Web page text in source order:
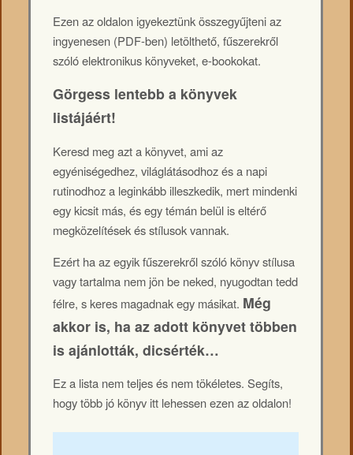
Ezen az oldalon igyekeztünk összegyűjteni az
ingyenesen (PDF-ben) letölthető, fűszerekről
szóló elektronikus könyveket, e-bookokat.
Görgess lentebb a könyvek
listájáért!
Keresd meg azt a könyvet, ami az
egyéniségedhez, világlátásodhoz és a napi
rutinodhoz a leginkább illeszkedik, mert mindenki
egy kicsit más, és egy témán belül is eltérő
megközelítések és stílusok vannak.
Ezért ha az egyik fűszerekről szóló könyv stílusa
vagy tartalma nem jön be neked, nyugodtan tedd
félre, s keres magadnak egy másikat. Még
akkor is, ha az adott könyvet többen
is ajánlották, dicsérték…
Ez a lista nem teljes és nem tökéletes. Segíts,
hogy több jó könyv itt lehessen ezen az oldalon!